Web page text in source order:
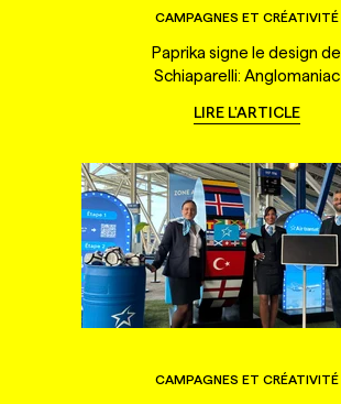
CAMPAGNES ET CRÉATIVITÉ
Paprika signe le design de
Schiaparelli: Anglomaniac
LIRE L'ARTICLE
CAMPAGNES ET CRÉATIVITÉ